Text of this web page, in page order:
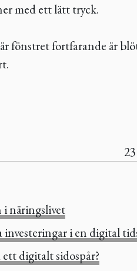
med ett lätt tryck.
fönstret fortfarande är
näringslivet
investeringar i en digital
digitalt sidospår?